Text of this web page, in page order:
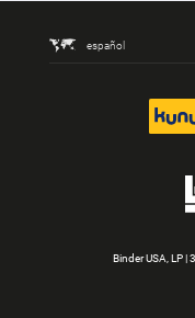
español
Binder USA, LP |